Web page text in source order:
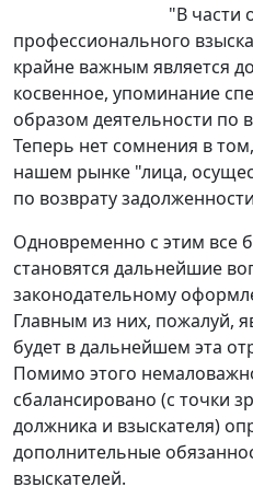
"В части
профессионального
крайне важным является
косвенное, упоминание
образом деятельности по
Теперь нет сомнения в
нашем рынке "лица,
по возврату
Одновременно с этим все
становятся дальнейшие
законодательному
Главным из них, пожалуй,
будет в дальнейшем эта
Помимо этого
сбалансировано (с точки
должника и взыскателя)
дополнительные
взыскателей.